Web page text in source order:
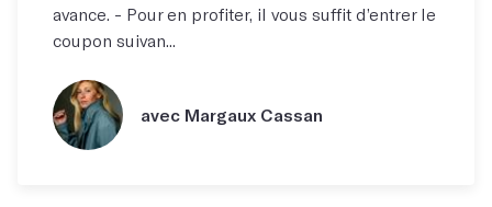
avance. - Pour en profiter, il vous suffit d’entrer le
coupon suivan...
avec Margaux Cassan